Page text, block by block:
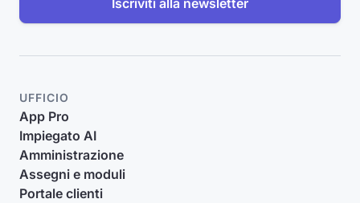
Iscriviti alla newsletter
UFFICIO
App Pro
Impiegato AI
Amministrazione
Assegni e moduli
Portale clienti